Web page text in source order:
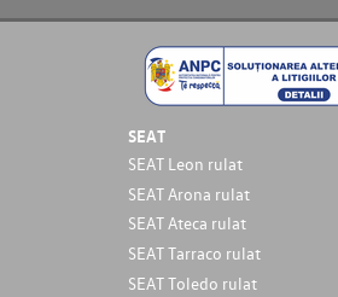
SEAT
SEAT Leon rulat
SEAT Arona rulat
SEAT Ateca rulat
SEAT Tarraco rulat
SEAT Toledo rulat